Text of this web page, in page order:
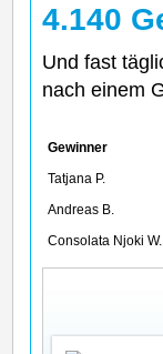
4.140
Und fast
nach einem
Gewinner
Tatjana P.
Andreas B.
Consolata Njoki W.